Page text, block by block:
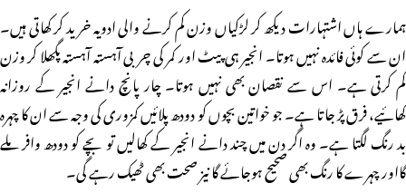
ہمارے ہاں اشتہارات دیکھ کر لڑکیاں وزن کم کرنے والی ادویہ خرید کر کھاتی ہیں۔
ان سے کوئی فائدہ نہیں ہوتا۔ انجیر ہی پیٹ اور کمر کی چربی آہستہ آہستہ پگھلا کر وزن
کم کرتی ہے۔ اس سے نقصان بھی نہیں ہوتا۔ چار پانچ دانے انجیر کے روزانہ
کھائیے، فرق پڑ جاتا ہے۔ جو خواتین بچوں کو دودھ پلائیں کمزوری کی وجہ سے ان کا چہرہ
بد رنگ لگتا ہے۔ وہ اگر دن میں چند دانے انجیر کے کھالیں تو بچے کو دودھ وافر ملے
گااور چہرے کا رنگ بھی صحیح ہوجائے گا نیز صحت بھی ٹھیک رہے گی۔